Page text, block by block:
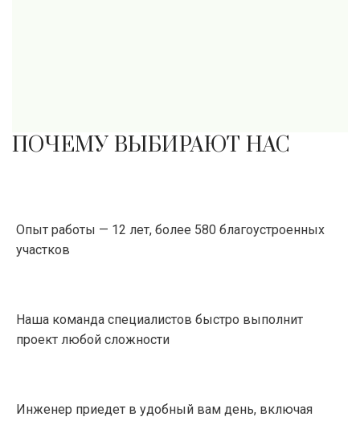
ПОЧЕМУ ВЫБИРАЮТ НАС
Опыт работы — 12 лет, более 580 благоустроенных
участков
Наша команда специалистов быстро выполнит
проект любой сложности
Инженер приедет в удобный вам день, включая